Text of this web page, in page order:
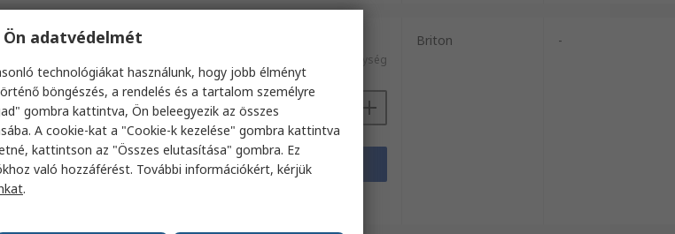
reteszzár Munkahenger
szám197-0408
cikkszáma5430.60.S.SS
15 728 Ft/egység
Mennyiség
Hozzáadás
Briton -
adatvédelmét
technológiákat használunk, hogy jobb élményt
böngészés, a rendelés és a tartalom személyre
gombra kattintva, Ön beleegyezik az összes
A cookie-kat a "Cookie-k kezelése" gombra kattintva
kattintson az "Összes elutasítása" gombra. Ez
való hozzáférést. További információkért, kérjük
.